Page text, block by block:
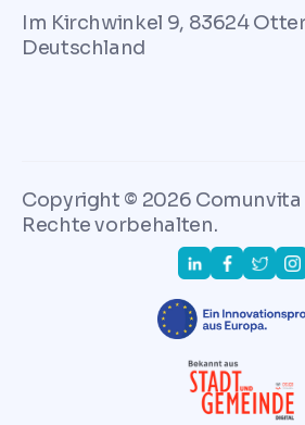
Im Kirchwinkel 9, 83624
Deutschland
Copyright © 2026 Comunvita
Rechte vorbehalten.